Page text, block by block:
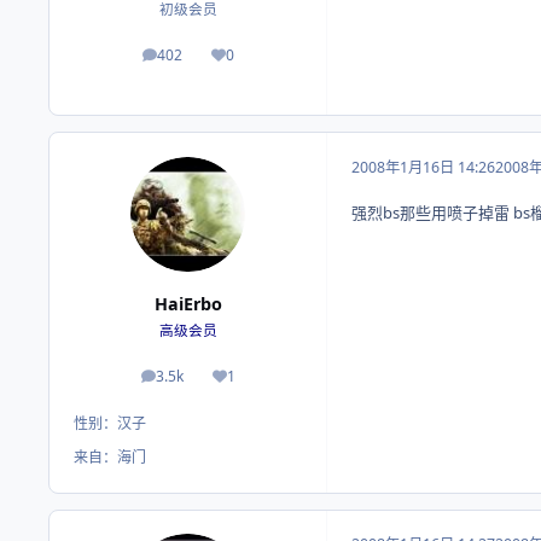
初级会员
402
帖子 0
荣誉积分
HaiErbo
高级会员
3.5k
帖子 1
荣誉积分
性别： 汉子
来自： 海门
2008年1月16日 14:262008
强烈bs那些用喷子掉雷 bs